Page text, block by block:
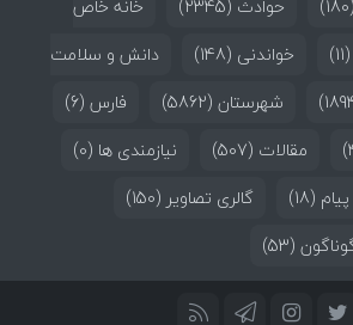
(180) حوادث (2345)
خانه خاص
(11) خواندنی (148)
دانش و سلامت
شهرستان (5862) فارس (6)
مقالات (507) نیازمندی ها (0)
پیام (18) گالری تصاویر (150)
(53)